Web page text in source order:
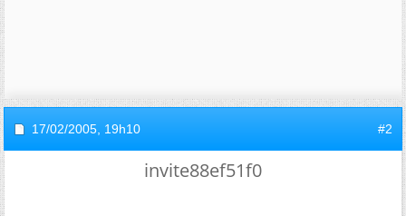
17/02/2005, 19h10 #2
invite88ef51f0